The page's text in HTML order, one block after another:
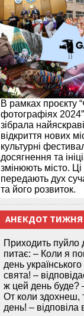
В рамках проєкту
фотографіях
зібрала
відкриття нових
культурні
досягнення та
змінюють місто. Ці
передають дух
та його розвиток.
АНЕКДОТ ТИЖНЯ
Приходить пуйло
питає: – Коли я
день
свята! –
ж цей день буде?
От коли здохнеш,
день! – відповіла